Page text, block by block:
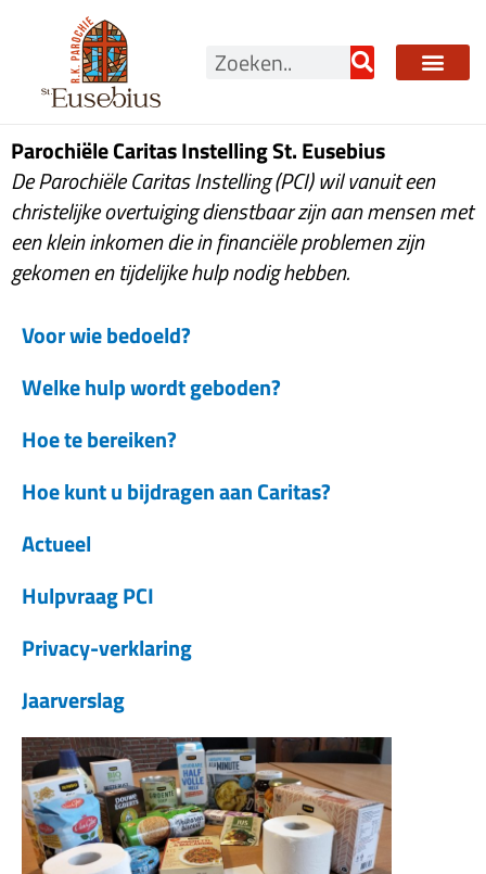
inhoud
Zoeken
Parochiële Caritas Instelling St. Eusebius
De Parochiële Caritas Instelling (PCI) wil vanuit een
christelijke overtuiging dienstbaar zijn aan mensen met
een klein inkomen die in financiële problemen zijn
gekomen en tijdelijke hulp nodig hebben.
Voor wie bedoeld?
Welke hulp wordt geboden?
Hoe te bereiken?
Hoe kunt u bijdragen aan Caritas?
Actueel
Hulpvraag PCI
Privacy-verklaring
Jaarverslag